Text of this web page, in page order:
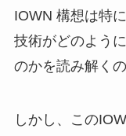
IOWN 構想は特
技術がどのよう
のかを読み解く
しかし、この